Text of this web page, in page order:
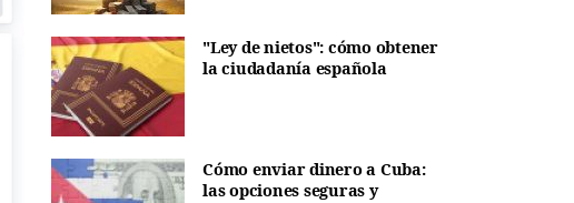
"Ley de nietos": cómo obtener
la ciudadanía española
Cómo enviar dinero a Cuba:
las opciones seguras y